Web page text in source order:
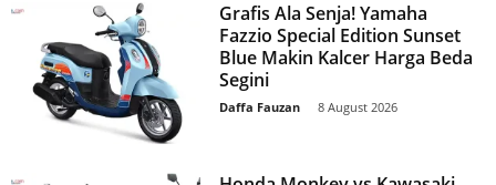
Grafis Ala Senja! Yamaha
Fazzio Special Edition Sunset
Blue Makin Kalcer Harga Beda
Segini
Daffa Fauzan 8 August 2026